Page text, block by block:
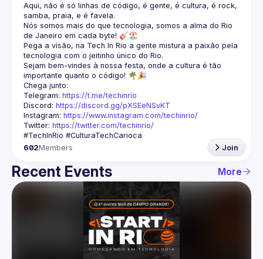
Aqui, não é só linhas de código, é gente, é cultura, é rock,
Nós somos mais do que tecnologia, somos a alma do Rio
Pega a visão, na Tech In Rio a gente mistura a paixão pela
Sejam bem-vindes à nossa festa, onde a cultura é tão
Telegram: https://t.me/techinrio
Discord: https://discord.gg/pXSEeNSvKT
Instagram: https://www.instagram.com/techinrio/
Twitter: https://twitter.com/techinrio/
602Members Join
Recent Events More